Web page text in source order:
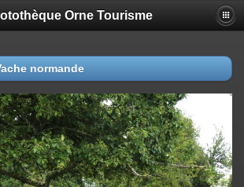
Orne Tourisme
normande